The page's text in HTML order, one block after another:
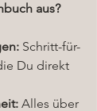
aus?
Schritt-für-
Du direkt
Alles über